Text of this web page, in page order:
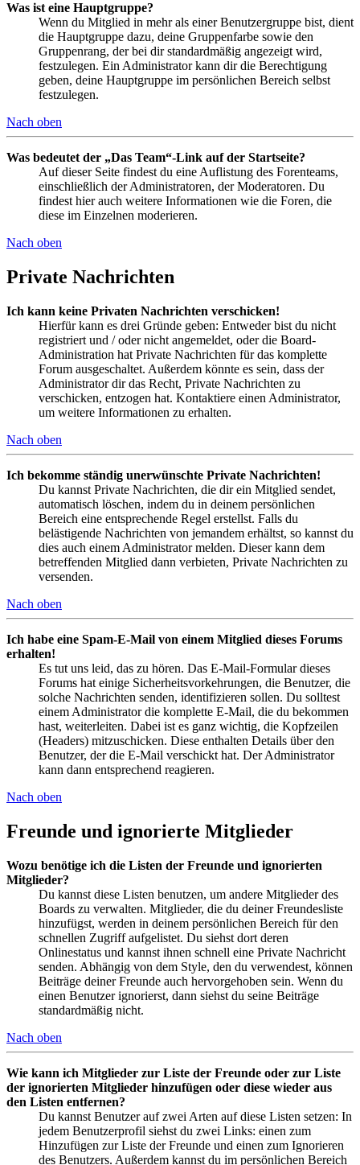
Was ist eine Hauptgruppe?
Wenn du Mitglied in mehr als einer Benutzergruppe bist, dient
die Hauptgruppe dazu, deine Gruppenfarbe sowie den
Gruppenrang, der bei dir standardmäßig angezeigt wird,
festzulegen. Ein Administrator kann dir die Berechtigung
geben, deine Hauptgruppe im persönlichen Bereich selbst
festzulegen.
Nach oben
Was bedeutet der „Das Team“-Link auf der Startseite?
Auf dieser Seite findest du eine Auflistung des Forenteams,
einschließlich der Administratoren, der Moderatoren. Du
findest hier auch weitere Informationen wie die Foren, die
diese im Einzelnen moderieren.
Nach oben
Private Nachrichten
Ich kann keine Privaten Nachrichten verschicken!
Hierfür kann es drei Gründe geben: Entweder bist du nicht
registriert und / oder nicht angemeldet, oder die Board-
Administration hat Private Nachrichten für das komplette
Forum ausgeschaltet. Außerdem könnte es sein, dass der
Administrator dir das Recht, Private Nachrichten zu
verschicken, entzogen hat. Kontaktiere einen Administrator,
um weitere Informationen zu erhalten.
Nach oben
Ich bekomme ständig unerwünschte Private Nachrichten!
Du kannst Private Nachrichten, die dir ein Mitglied sendet,
automatisch löschen, indem du in deinem persönlichen
Bereich eine entsprechende Regel erstellst. Falls du
belästigende Nachrichten von jemandem erhältst, so kannst du
dies auch einem Administrator melden. Dieser kann dem
betreffenden Mitglied dann verbieten, Private Nachrichten zu
versenden.
Nach oben
Ich habe eine Spam-E-Mail von einem Mitglied dieses Forums
erhalten!
Es tut uns leid, das zu hören. Das E-Mail-Formular dieses
Forums hat einige Sicherheitsvorkehrungen, die Benutzer, die
solche Nachrichten senden, identifizieren sollen. Du solltest
einem Administrator die komplette E-Mail, die du bekommen
hast, weiterleiten. Dabei ist es ganz wichtig, die Kopfzeilen
(Headers) mitzuschicken. Diese enthalten Details über den
Benutzer, der die E-Mail verschickt hat. Der Administrator
kann dann entsprechend reagieren.
Nach oben
Freunde und ignorierte Mitglieder
Wozu benötige ich die Listen der Freunde und ignorierten
Mitglieder?
Du kannst diese Listen benutzen, um andere Mitglieder des
Boards zu verwalten. Mitglieder, die du deiner Freundesliste
hinzufügst, werden in deinem persönlichen Bereich für den
schnellen Zugriff aufgelistet. Du siehst dort deren
Onlinestatus und kannst ihnen schnell eine Private Nachricht
senden. Abhängig von dem Style, den du verwendest, können
Beiträge deiner Freunde auch hervorgehoben sein. Wenn du
einen Benutzer ignorierst, dann siehst du seine Beiträge
standardmäßig nicht.
Nach oben
Wie kann ich Mitglieder zur Liste der Freunde oder zur Liste
der ignorierten Mitglieder hinzufügen oder diese wieder aus
den Listen entfernen?
Du kannst Benutzer auf zwei Arten auf diese Listen setzen: In
jedem Benutzerprofil siehst du zwei Links: einen zum
Hinzufügen zur Liste der Freunde und einen zum Ignorieren
des Benutzers. Außerdem kannst du im persönlichen Bereich